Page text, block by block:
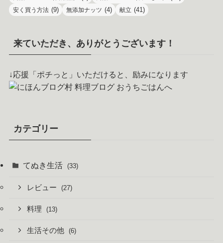
安く買う方法 (9) 無添加ナッツ (4) 献立 (41)
来ていただき、ありがとうございます！
↓応援「ポチっと」いただけると、励みになります
カテゴリー
てぬき生活 (33)
レビュー (27)
料理 (13)
生活その他 (6)